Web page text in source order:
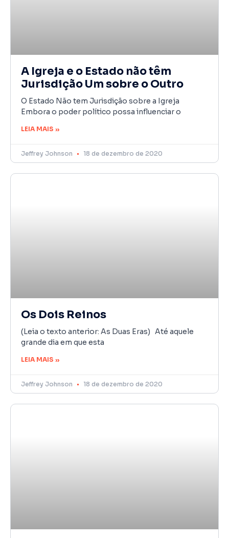
A Igreja e o Estado não têm
Jurisdição Um sobre o Outro
O Estado Não tem Jurisdição sobre a Igreja
Embora o poder político possa influenciar o
LEIA MAIS »
Jeffrey Johnson 18 de dezembro de 2020
Os Dois Reinos
(Leia o texto anterior: As Duas Eras) Até aquele
grande dia em que esta
LEIA MAIS »
Jeffrey Johnson 18 de dezembro de 2020